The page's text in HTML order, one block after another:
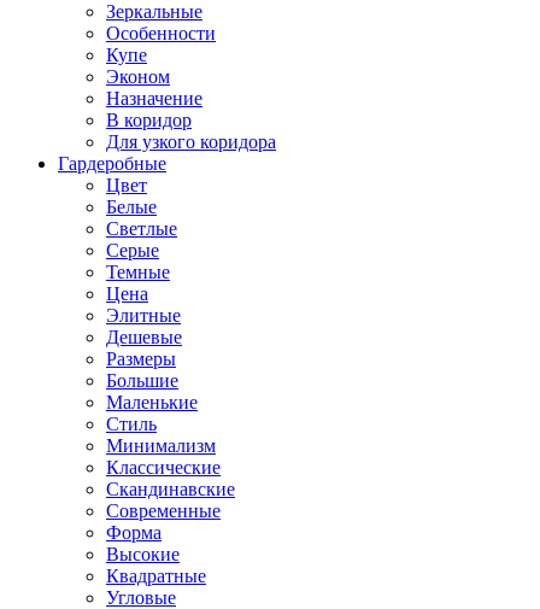
Зеркальные
Особенности
Купе
Эконом
Назначение
В коридор
Для узкого коридора
Гардеробные
Цвет
Белые
Светлые
Серые
Темные
Цена
Элитные
Дешевые
Размеры
Большие
Маленькие
Стиль
Минимализм
Классические
Скандинавские
Современные
Форма
Высокие
Квадратные
Угловые